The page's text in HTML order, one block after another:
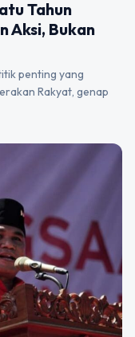
Tahun
Aksi, Bukan
penting yang
Rakyat, genap